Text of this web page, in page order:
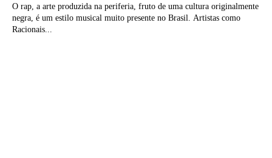
O rap, a arte produzida na periferia, fruto de uma cultura originalmente
negra, é um estilo musical muito presente no Brasil. Artistas como
Racionais...